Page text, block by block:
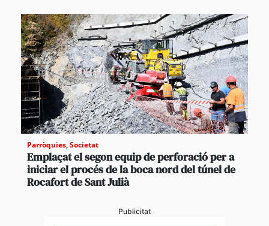
Parròquies,Societat
Emplaçat el segon equip de perforació per a
iniciar el procés de la boca nord del túnel de
Rocafort de Sant Julià
Publicitat